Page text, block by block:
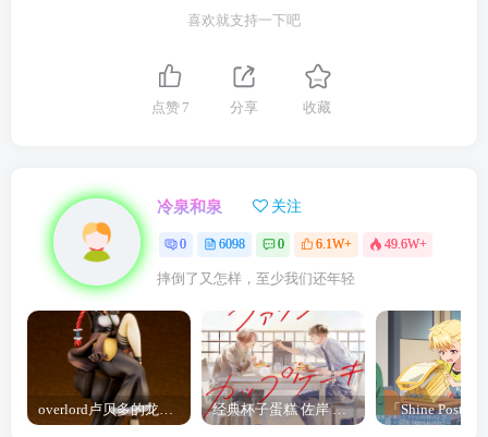
喜欢就支持一下吧
点赞 7 分享 收藏
冷泉和泉 关注
0 6098 0 6.1W+ 49.6W+
摔倒了又怎样，至少我们还年轻
经典杯子蛋糕 佐岸 漫画「经典杯子蛋糕」宣布真人日剧化